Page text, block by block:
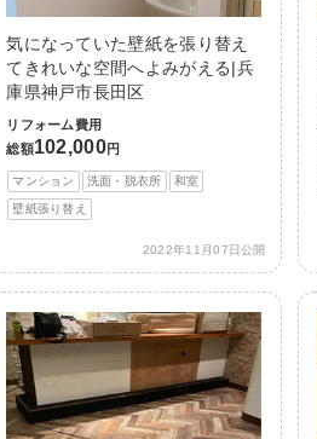
気になっていた壁紙を張り替え
てきれいな空間へよみがえる|兵
庫県神戸市長田区
リフォーム費用
総額102,000円
マンション 洗面・脱衣所 和室
壁紙張り替え
2022年11月07日公開